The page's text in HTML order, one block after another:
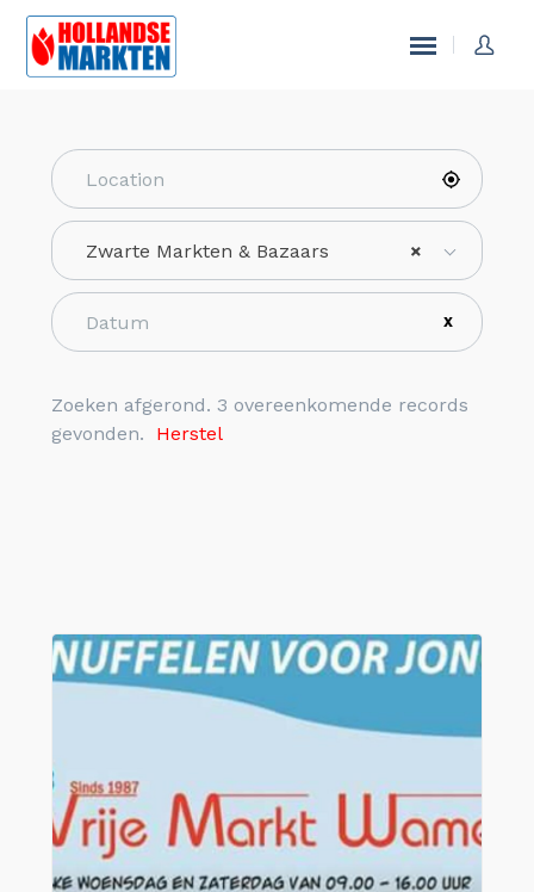
×
Zwarte Markten & Bazaars
X
Zoeken afgerond. 3 overeenkomende records
gevonden.
Herstel